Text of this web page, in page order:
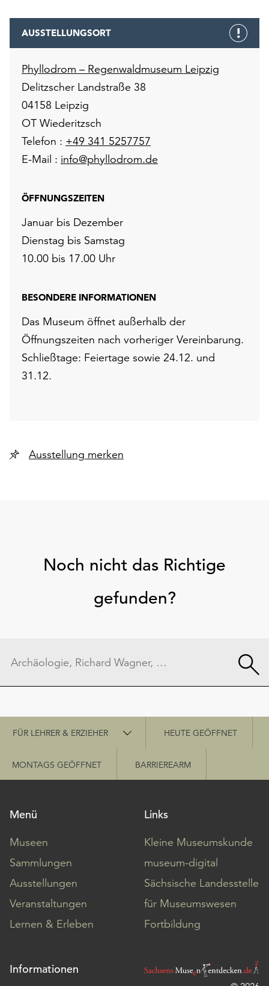
AUSSTELLUNGSORT
Phyllodrom – Regenwaldmuseum Leipzig
Delitzscher Landstraße 38
04158 Leipzig
OT Wiederitzsch
Telefon : +49 341 5257757
E-Mail : info@phyllodrom.de
ÖFFNUNGSZEITEN
Januar bis Dezember
Dienstag bis Samstag
10.00 bis 17.00 Uhr
BESONDERE INFORMATIONEN
Das Museum öffnet außerhalb der
Öffnungszeiten nach vorheriger Vereinbarung.
Schließtage: Feiertage sowie 24.12. und
31.12.
Ausstellung merken
Noch nicht das Richtige
gefunden?
Schnellzugriff
FÜR LEHRER & ERZIEHER HEUTE GEÖFFNET
MONTAGS GEÖFFNET BARRIEREARM
Menü
Museen
Sammlungen
Ausstellungen
Veranstaltungen
Lernen & Erleben
Links
Kleine Museumskunde
museum-digital
Sächsische Landesstelle
für Museumswesen
Fortbildung
Informationen